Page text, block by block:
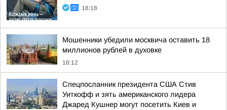
18:18
Мошенники убедили москвича оставить 18
миллионов рублей в духовке
18:12
Спецпосланник президента США Стив
Уиткофф и зять американского лидера
Джаред Кушнер могут посетить Киев и